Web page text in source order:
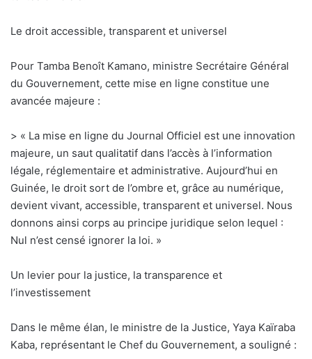
Le droit accessible, transparent et universel
Pour Tamba Benoît Kamano, ministre Secrétaire Général
du Gouvernement, cette mise en ligne constitue une
avancée majeure :
> « La mise en ligne du Journal Officiel est une innovation
majeure, un saut qualitatif dans l’accès à l’information
légale, réglementaire et administrative. Aujourd’hui en
Guinée, le droit sort de l’ombre et, grâce au numérique,
devient vivant, accessible, transparent et universel. Nous
donnons ainsi corps au principe juridique selon lequel :
Nul n’est censé ignorer la loi. »
Un levier pour la justice, la transparence et
l’investissement
Dans le même élan, le ministre de la Justice, Yaya Kaïraba
Kaba, représentant le Chef du Gouvernement, a souligné :